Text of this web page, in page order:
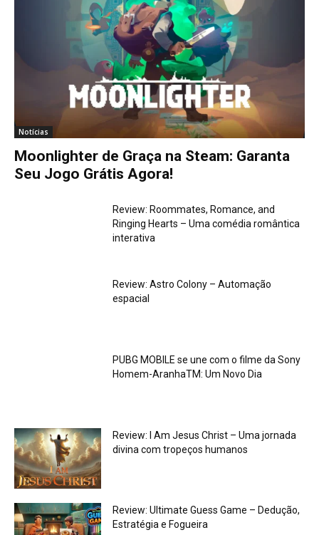
Notícias
Moonlighter de Graça na Steam: Garanta
Seu Jogo Grátis Agora!
Review: Roommates, Romance, and
Ringing Hearts – Uma comédia romântica
interativa
Review: Astro Colony – Automação
espacial
PUBG MOBILE se une com o filme da Sony
Homem-AranhaTM: Um Novo Dia
Review: I Am Jesus Christ – Uma jornada
divina com tropeços humanos
Review: Ultimate Guess Game – Dedução,
Estratégia e Fogueira